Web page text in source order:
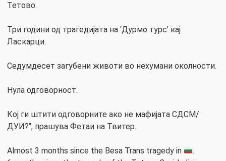
Тетово.
Три години од трагедијата на ‘Дурмо турс’ кај
Ласкарци.
Седумдесет загубени животи во нехумани околности.
Нула одговорност.
Кој ги штити одговорните ако не мафијата СДСМ/
ДУИ?“, прашува Фетаи на Твитер.
Almost 3 months since the Besa Trans tragedy in
.